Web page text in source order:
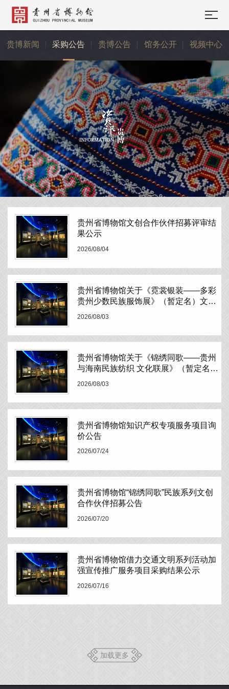
贵博新闻 采购公告 贵博公告 馆务公开 视频中心
贵州省博物馆文创合作伙伴招募评审结
果公示
2026/08/04
贵州省博物馆关于《霓裳银装——多彩
贵州少数民族服饰展》（暂定名）文物
2026/08/03
贵州省博物馆关于《锦绣同歌——贵州
与海南民族纺织 文化联展》（暂定名）
2026/08/03
贵州省博物馆知识产权专项服务项目询
价公告
2026/07/24
贵州省博物馆“锦绣同歌”民族系列文创
合作伙伴招募公告
2026/07/20
贵州省博物馆借力交通文明系列活动加
强宣传推广服务项目采购结果公示
2026/07/16
加载更多